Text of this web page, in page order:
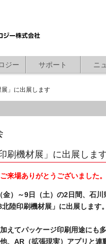
ジー サポート ニ
展」に出展します
刷機材展」に出展しま
来場ありがとうございました。
）～9日（土）の2日間、石
陸印刷機材展」に出展します。
えてパッケージ印刷用途にも
、AR（拡張現実）アプリと